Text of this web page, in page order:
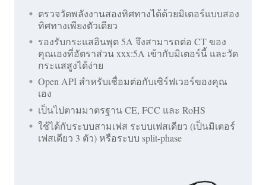
ตรวจวัดพลังงานสองทิศทางได้ด้วยมิเตอร์แบบสอง
ทิศทางเพียงตัวเดียว
รองรับกระแสอินพุต 5A จึงสามารถต่อ CT ของ
คุณเองที่อัตราส่วน xxx:5A เข้ากับมิเตอร์นี้ และวัด
กระแสสูงได้ง่าย
Open API สำหรับเชื่อมต่อกับเซิร์ฟเวอร์ของคุณ
เอง
เป็นไปตามมาตรฐาน CE, FCC และ RoHS
ใช้ได้กับระบบสามเฟส ระบบเฟสเดียว (เป็นมิเตอร์
เฟสเดียว 3 ตัว) หรือระบบ split-phase